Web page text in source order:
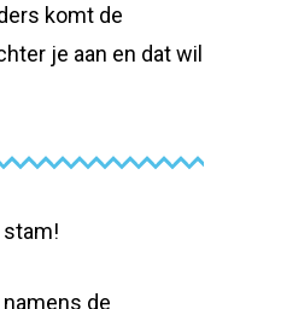
komt de
je aan en dat wil
stam!
de